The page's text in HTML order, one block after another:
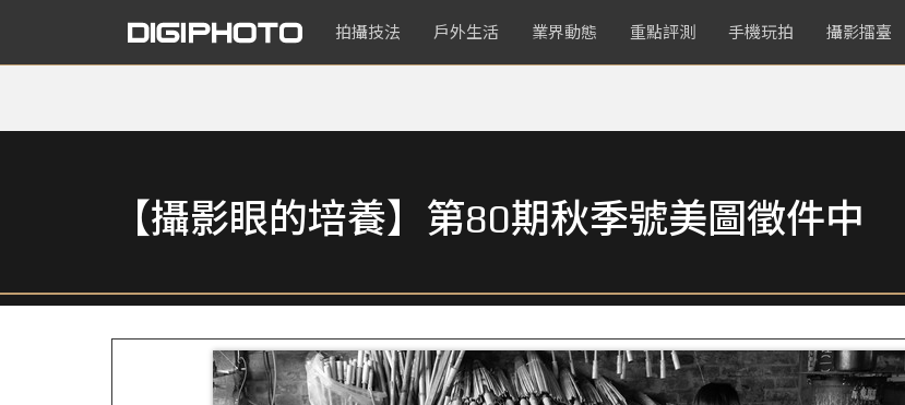
拍攝技法 戶外生活 業界動態 重點評測 手機玩拍 攝影擂臺
【攝影眼的培養】第80期秋季號美圖徵件中